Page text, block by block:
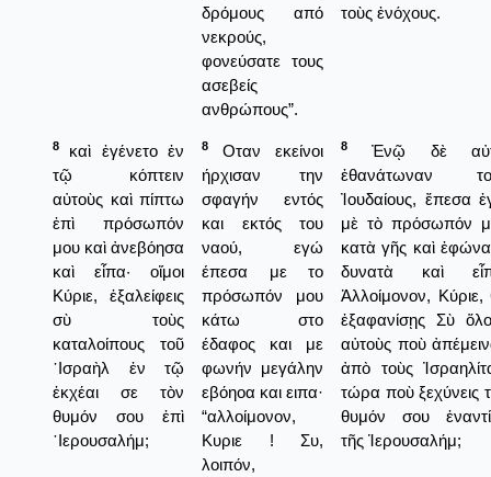
δρόμους από
νεκρούς,
φονεύσατε τους
ασεβείς
ανθρώπους”.
τοὺς ἐνόχους.
8
καὶ ἐγένετο ἐν
τῷ κόπτειν
αὐτοὺς καὶ πίπτω
ἐπὶ πρόσωπόν
μου καὶ ἀνεβόησα
καὶ εἶπα· οἴμοι
Κύριε, ἐξαλείφεις
σὺ τοὺς
καταλοίπους τοῦ
᾿Ισραὴλ ἐν τῷ
ἐκχέαι σε τὸν
θυμόν σου ἐπὶ
῾Ιερουσαλήμ;
8
Οταν εκείνοι
ήρχισαν την
σφαγήν εντός
και εκτός του
ναού, εγώ
έπεσα με το
πρόσωπόν μου
κάτω στο
έδαφος και με
φωνήν μεγάλην
εβόηοα και ειπα·
“αλλοίμονον,
Κυριε ! Συ,
λοιπόν,
8
Ἐνῷ δὲ
ἐθανάτωναν
Ἰουδαίους, ἔπεσα
μὲ τὸ πρόσωπόν
κατὰ γῆς καὶ
δυνατὰ καὶ
Ἀλλοίμονον, Κύριε,
ἑξαφανίσῃς Σὺ
αὐτοὺς ποὺ
ἀπὸ τοὺς
τώρα ποὺ ξεχύνεις
θυμόν σου
τῆς Ἱερουσαλήμ;